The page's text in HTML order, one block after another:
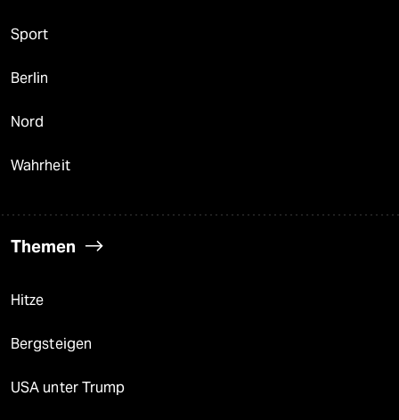
Sport
Berlin
Nord
Wahrheit
Themen
Hitze
Bergsteigen
USA unter Trump